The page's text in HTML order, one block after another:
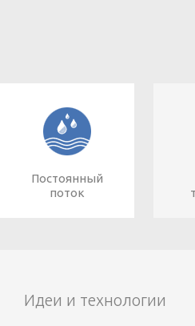
Постоянный
поток
Идеи и технологии